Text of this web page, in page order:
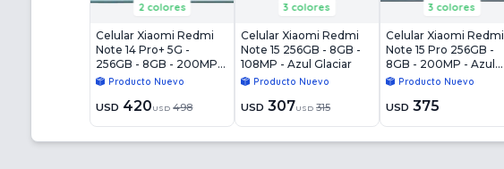
2 colores
Celular Xiaomi Redmi
Note 14 Pro+ 5G -
256GB - 8GB - 200MP -
Azul Escarcha
Producto Nuevo
USD 420 USD 498
3 colores
Celular Xiaomi Redmi
Note 15 256GB - 8GB -
108MP - Azul Glaciar
Producto Nuevo
USD 307USD 315
3 colores
Celular Xiaomi Redmi
Note 15 Pro 256GB -
8GB - 200MP - Azul
Glaciar
Producto Nuevo
USD 375